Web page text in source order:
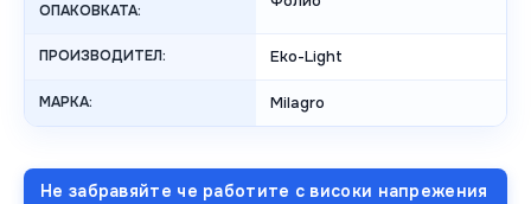
ОПАКОВКАТА:
ПРОИЗВОДИТЕЛ: Eko-Light
МАРКА: Milagro
Не забравяйте че работите с високи напрежения